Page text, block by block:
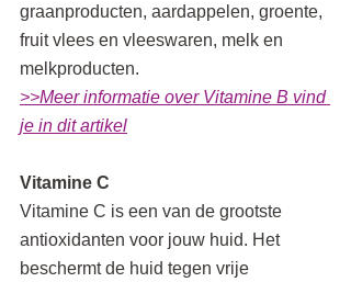
graanproducten, aardappelen, groente,
fruit vlees en vleeswaren, melk en
melkproducten.
>>Meer informatie over Vitamine B vind
je in dit artikel
Vitamine C
Vitamine C is een van de grootste
antioxidanten voor jouw huid. Het
beschermt de huid tegen vrije